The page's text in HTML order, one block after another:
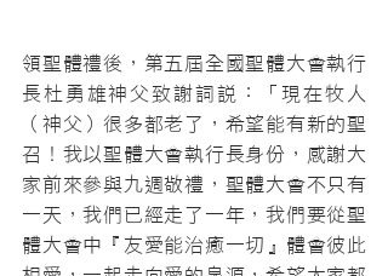
領聖體禮後，第五屆全國聖體大會執行
長杜勇雄神父致謝詞說：「現在牧人
（神父）很多都老了，希望能有新的聖
召！我以聖體大會執行長身份，感謝大
家前來參與九週敬禮，聖體大會不只有
一天，我們已經走了一年，我們要從聖
體大會中『友愛能治癒一切』體會彼此